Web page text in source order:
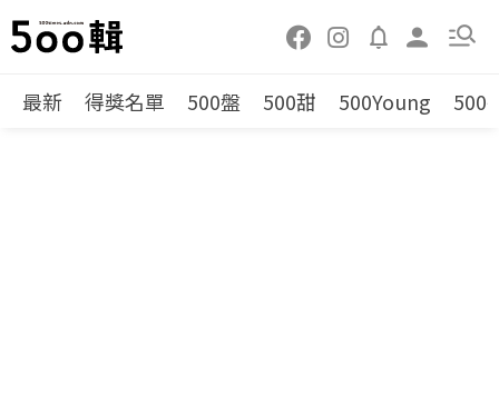
最新 得獎名單 500盤 500甜 500Young 500